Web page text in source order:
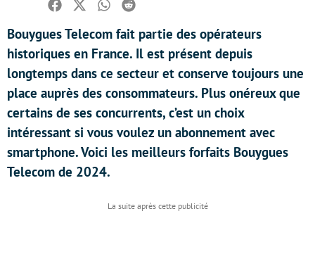
Facebook
TwitterWhatsapp
Reddit
Bouygues Telecom fait partie des opérateurs
historiques en France. Il est présent depuis
longtemps dans ce secteur et conserve toujours une
place auprès des consommateurs. Plus onéreux que
certains de ses concurrents, c’est un choix
intéressant si vous voulez un abonnement avec
smartphone. Voici les meilleurs forfaits Bouygues
Telecom de 2024.